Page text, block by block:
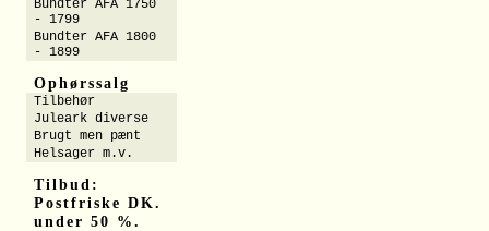
Bundter AFA 1750
- 1799
Bundter AFA 1800
- 1899
Ophørssalg
Tilbehør
Juleark diverse
Brugt men pænt
Helsager m.v.
Tilbud:
Postfriske DK.
under 50 %.